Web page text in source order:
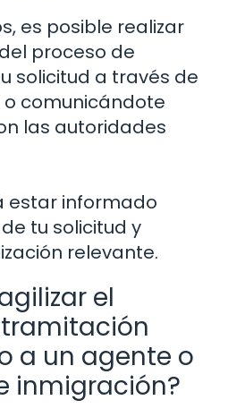
es posible realizar
proceso de
solicitud a través de
comunicándote
las autoridades
estar informado
tu solicitud y
relevante.
el
a un agente o
inmigración?